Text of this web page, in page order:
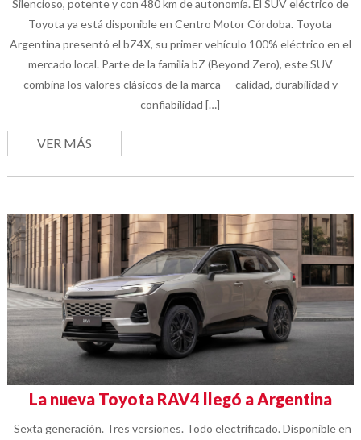
Silencioso, potente y con 480 km de autonomía. El SUV eléctrico de
Toyota ya está disponible en Centro Motor Córdoba. Toyota
Argentina presentó el bZ4X, su primer vehículo 100% eléctrico en el
mercado local. Parte de la familia bZ (Beyond Zero), este SUV
combina los valores clásicos de la marca — calidad, durabilidad y
confiabilidad […]
VER MÁS
La nueva Toyota RAV4 llegó a Argentina
Sexta generación. Tres versiones. Todo electrificado. Disponible en